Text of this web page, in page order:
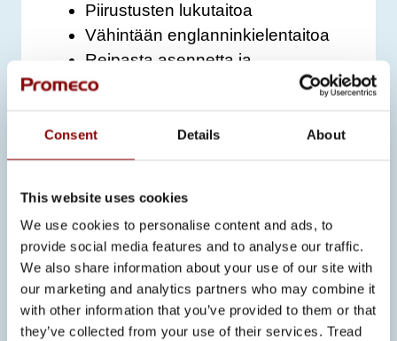
Consent Details About
This website uses cookies
We use cookies to personalise content and ads, to
provide social media features and to analyse our traffic.
We also share information about your use of our site with
our marketing and analytics partners who may combine it
with other information that you’ve provided to them or that
they’ve collected from your use of their services. Tread
Piirustusten lukutaitoa
Vähintään englanninkielentaitoa
Reipasta asennetta ja
motivaatiota työskennellä alan
oheisen linkin kautta. Käymme
hakemuksia läpi jo hakuaikana ja
paikat täytetään heti sopivien
henkilöiden löydyttyä.
Lisätietoja: